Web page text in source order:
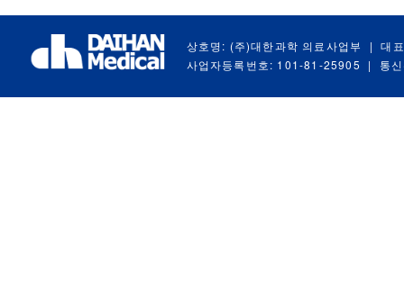
상호명: (주)대한과학 의료사업부 |
대
사업자등록번호: 101-81-25905
| 통